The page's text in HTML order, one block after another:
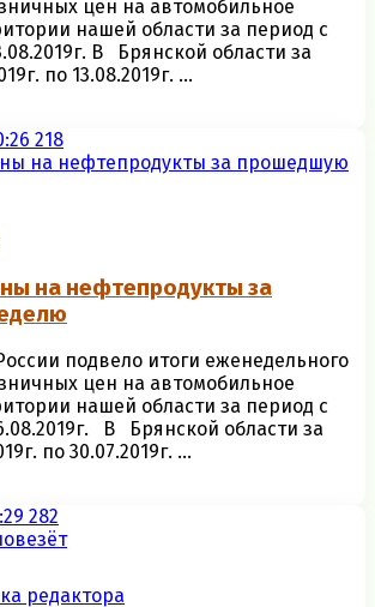
цен на автомобильное
нашей области за период с
В Брянской области за
по 13.08.2019г. ...
218
на нефтепродукты за
подвело итоги еженедельного
цен на автомобильное
нашей области за период с
В Брянской области за
по 30.07.2019г. ...
282
редактора